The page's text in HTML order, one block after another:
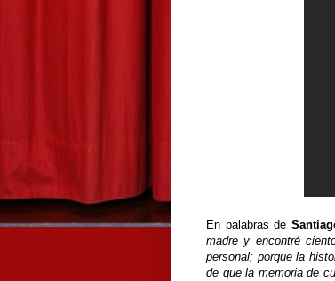
En palabras de
madre y encontré
personal; porque la
de que la memoria de